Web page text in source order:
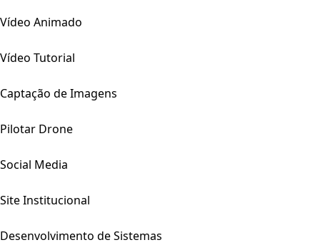
Vídeo Animado
Vídeo Tutorial
Captação de Imagens
Pilotar Drone
Social Media
Site Institucional
Desenvolvimento de Sistemas